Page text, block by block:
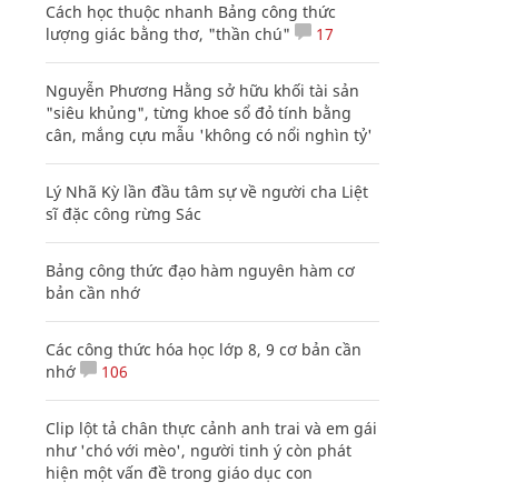
Cách học thuộc nhanh Bảng công thức
lượng giác bằng thơ, "thần chú"
17
Nguyễn Phương Hằng sở hữu khối tài sản
"siêu khủng", từng khoe sổ đỏ tính bằng
cân, mắng cựu mẫu 'không có nổi nghìn tỷ'
Lý Nhã Kỳ lần đầu tâm sự về người cha Liệt
sĩ đặc công rừng Sác
Bảng công thức đạo hàm nguyên hàm cơ
bản cần nhớ
Các công thức hóa học lớp 8, 9 cơ bản cần
nhớ
106
Clip lột tả chân thực cảnh anh trai và em gái
như 'chó với mèo', người tinh ý còn phát
hiện một vấn đề trong giáo dục con